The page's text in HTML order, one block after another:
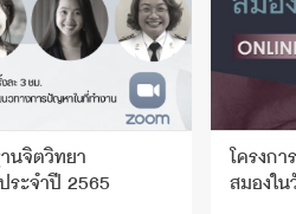
นจิตวิทยา
ระจำปี 2565
โครงก
สมองใ